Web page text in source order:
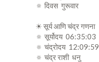
🔅 दिवस गुरूवार
☀ सूर्य आणि चंद्र गणना
🔅 सूर्योदय 06:35:03
🔅 चंद्रोदय 12:09:59
🔅 चंद्र राशी धनु